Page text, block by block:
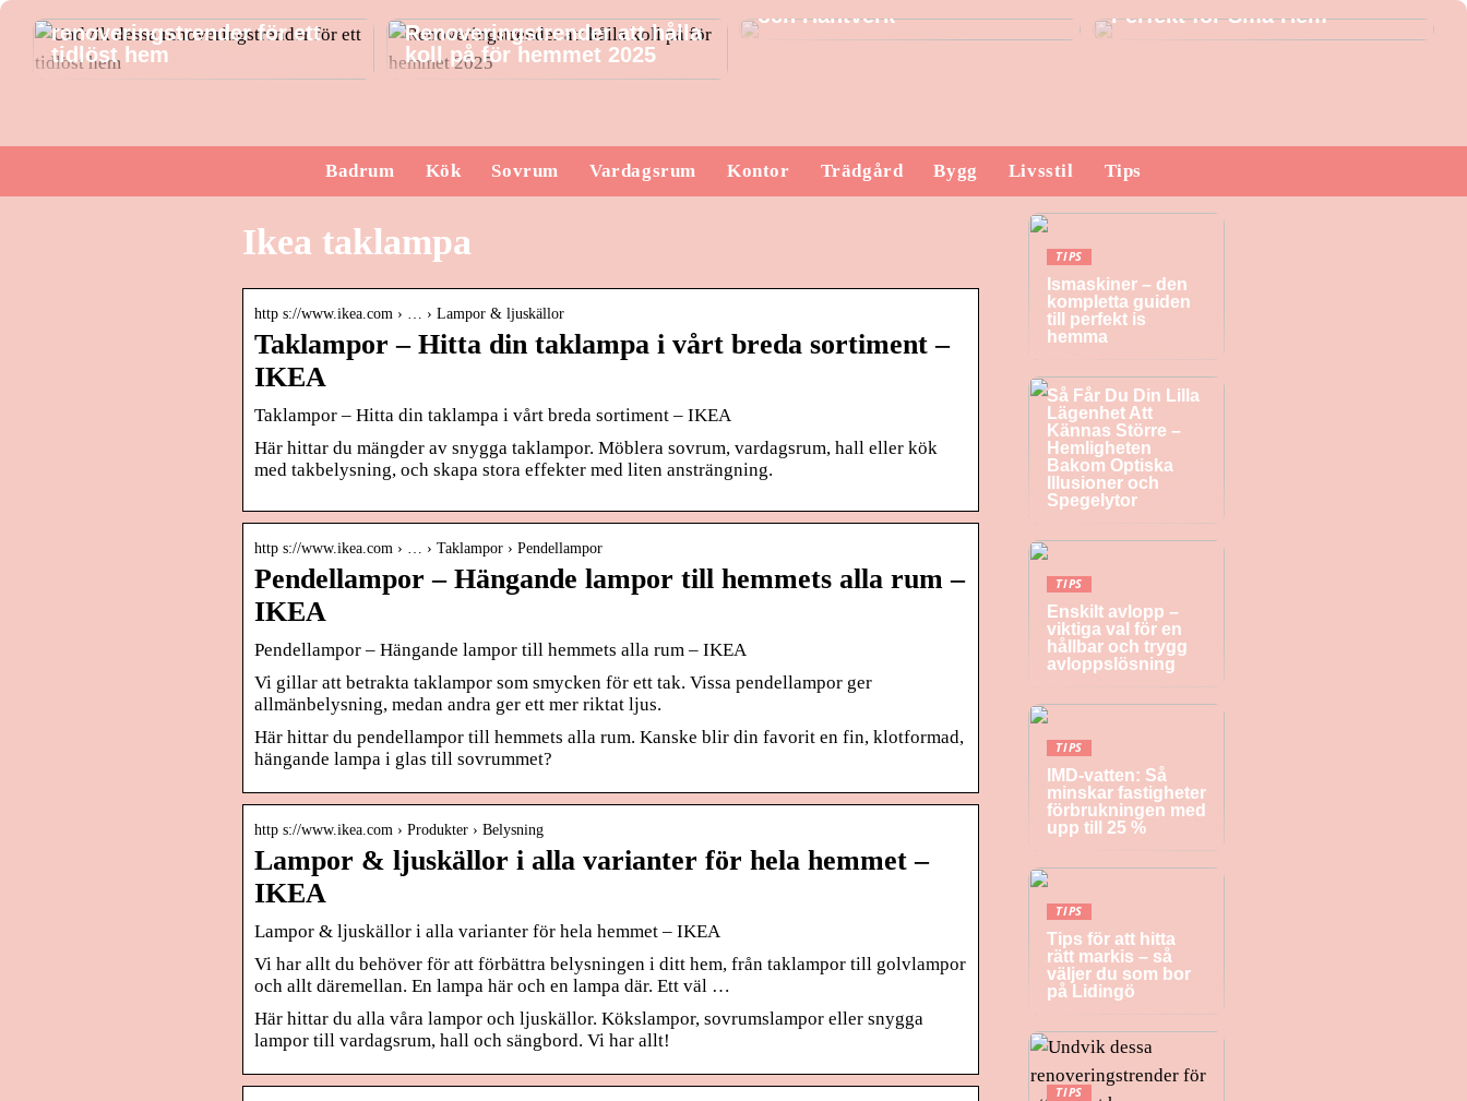
renoveringstrender för ett
tidlöst hem
Renoveringstrender att hålla
koll på för hemmet 2025
och Hantverk
Perfekt för Små Hem
Badrum Kök Sovrum Vardagsrum Kontor Trädgård Bygg Livsstil Tips
Ikea taklampa
http s://www.ikea.com › … › Lampor & ljuskällor
Taklampor – Hitta din taklampa i vårt breda sortiment –
IKEA
Taklampor – Hitta din taklampa i vårt breda sortiment – IKEA
Här hittar du mängder av snygga taklampor. Möblera sovrum, vardagsrum, hall eller kök
med takbelysning, och skapa stora effekter med liten ansträngning.
http s://www.ikea.com › … › Taklampor › Pendellampor
Pendellampor – Hängande lampor till hemmets alla rum –
IKEA
Pendellampor – Hängande lampor till hemmets alla rum – IKEA
Vi gillar att betrakta taklampor som smycken för ett tak. Vissa pendellampor ger
allmänbelysning, medan andra ger ett mer riktat ljus.
Här hittar du pendellampor till hemmets alla rum. Kanske blir din favorit en fin, klotformad,
hängande lampa i glas till sovrummet?
http s://www.ikea.com › Produkter › Belysning
Lampor & ljuskällor i alla varianter för hela hemmet –
IKEA
Lampor & ljuskällor i alla varianter för hela hemmet – IKEA
Vi har allt du behöver för att förbättra belysningen i ditt hem, från taklampor till golvlampor
och allt däremellan. En lampa här och en lampa där. Ett väl …
Här hittar du alla våra lampor och ljuskällor. Kökslampor, sovrumslampor eller snygga
lampor till vardagsrum, hall och sängbord. Vi har allt!
TIPS
Ismaskiner – den
kompletta guiden
till perfekt is
hemma
Så Får Du Din Lilla
Lägenhet Att
Kännas Större –
Hemligheten
Bakom Optiska
Illusioner och
Spegelytor
TIPS
Enskilt avlopp –
viktiga val för en
hållbar och trygg
avloppslösning
TIPS
IMD-vatten: Så
minskar fastigheter
förbrukningen med
upp till 25 %
TIPS
Tips för att hitta
rätt markis – så
väljer du som bor
på Lidingö
TIPS